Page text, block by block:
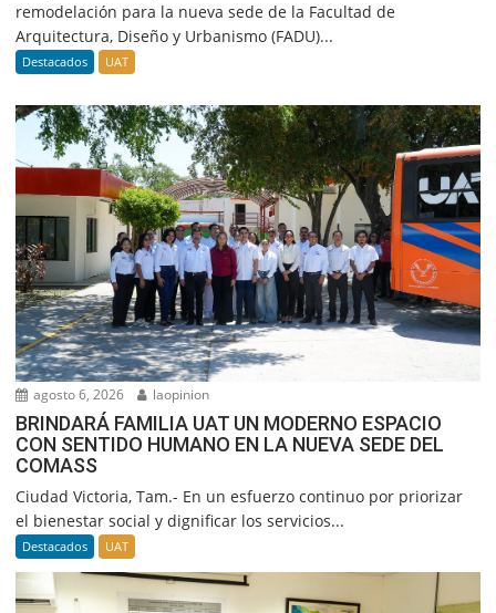
remodelación para la nueva sede de la Facultad de
Arquitectura, Diseño y Urbanismo (FADU)...
Destacados UAT
agosto 6, 2026 laopinion
BRINDARÁ FAMILIA UAT UN MODERNO ESPACIO
CON SENTIDO HUMANO EN LA NUEVA SEDE DEL
COMASS
Ciudad Victoria, Tam.- En un esfuerzo continuo por priorizar
el bienestar social y dignificar los servicios...
Destacados UAT